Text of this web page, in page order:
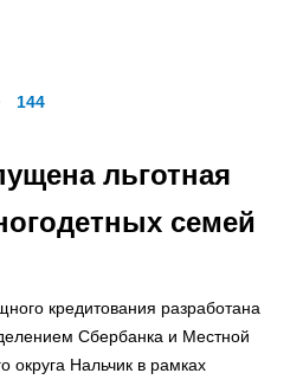
144
льготная
семей
кредитования разработана
Сбербанка и Местной
округа Нальчик в рамках